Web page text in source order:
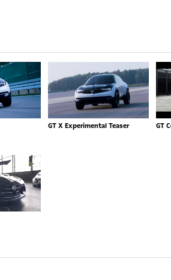
GT X Experimental Teaser GT